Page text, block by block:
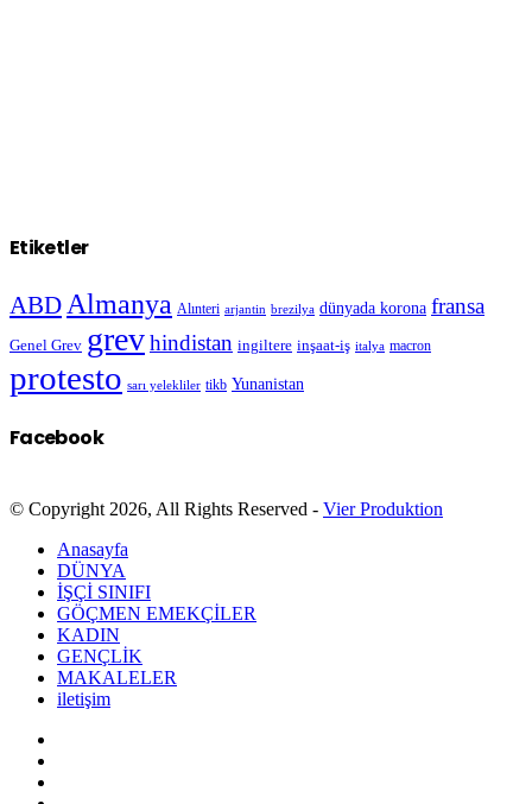
Etiketler
ABD Almanya Alınteri arjantin brezilya dünyada korona fransa
Genel Grev grevhindistan ingiltere inşaat-iş italya macron
protesto sarı yelekliler tikb Yunanistan
Facebook
© Copyright 2026, All Rights Reserved - Vier Produktion
Anasayfa
DÜNYA
İŞÇİ SINIFI
GÖÇMEN EMEKÇİLER
KADIN
GENÇLİK
MAKALELER
iletişim